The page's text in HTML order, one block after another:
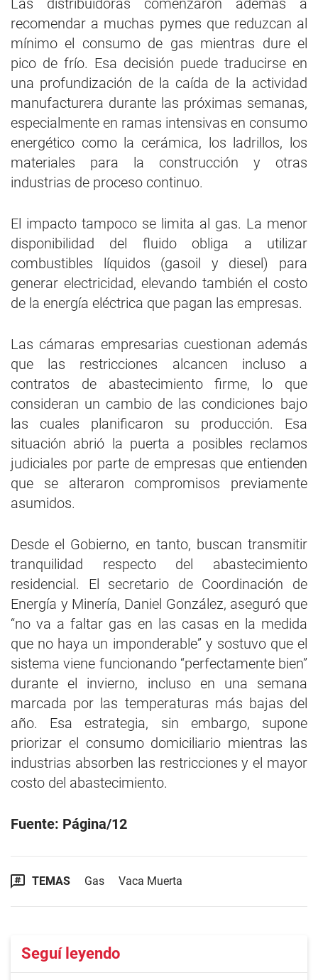
Las distribuidoras comenzaron además a
recomendar a muchas pymes que reduzcan al
mínimo el consumo de gas mientras dure el
pico de frío. Esa decisión puede traducirse en
una profundización de la caída de la actividad
manufacturera durante las próximas semanas,
especialmente en ramas intensivas en consumo
energético como la cerámica, los ladrillos, los
materiales para la construcción y otras
industrias de proceso continuo.
El impacto tampoco se limita al gas. La menor
disponibilidad del fluido obliga a utilizar
combustibles líquidos (gasoil y diesel) para
generar electricidad, elevando también el costo
de la energía eléctrica que pagan las empresas.
Las cámaras empresarias cuestionan además
que las restricciones alcancen incluso a
contratos de abastecimiento firme, lo que
consideran un cambio de las condiciones bajo
las cuales planificaron su producción. Esa
situación abrió la puerta a posibles reclamos
judiciales por parte de empresas que entienden
que se alteraron compromisos previamente
asumidos.
Desde el Gobierno, en tanto, buscan transmitir
tranquilidad respecto del abastecimiento
residencial. El secretario de Coordinación de
Energía y Minería, Daniel González, aseguró que
“no va a faltar gas en las casas en la medida
que no haya un imponderable” y sostuvo que el
sistema viene funcionando “perfectamente bien”
durante el invierno, incluso en una semana
marcada por las temperaturas más bajas del
año. Esa estrategia, sin embargo, supone
priorizar el consumo domiciliario mientras las
industrias absorben las restricciones y el mayor
costo del abastecimiento.
Fuente: Página/12
TEMAS Gas Vaca Muerta
Seguí leyendo